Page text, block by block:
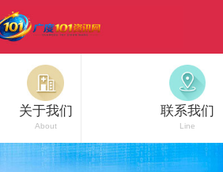
关于我们
About
联系我们
Line